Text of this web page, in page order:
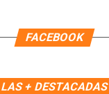
FACEBOOK
LAS + DESTACADAS